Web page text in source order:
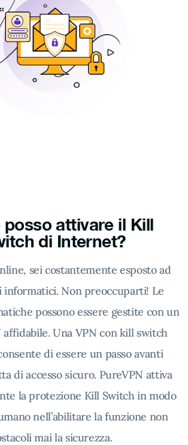
posso attivare il Kill
di Internet?
sei costantemente esposto ad
informatici. Non preoccuparti! Le
possono essere gestite con un
affidabile. Una VPN con kill switch
di essere un passo avanti
di accesso sicuro. PureVPN attiva
la protezione Kill Switch in modo
nell’abilitare la funzione non
mai la sicurezza.